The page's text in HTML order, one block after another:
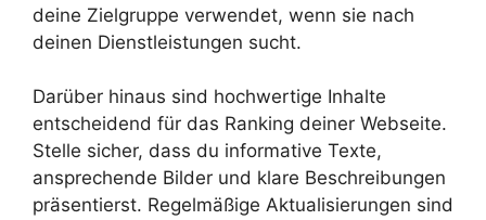
deine Zielgruppe verwendet, wenn sie nach
deinen Dienstleistungen sucht.
Darüber hinaus sind hochwertige Inhalte
entscheidend für das Ranking deiner Webseite.
Stelle sicher, dass du informative Texte,
ansprechende Bilder und klare Beschreibungen
präsentierst. Regelmäßige Aktualisierungen sind